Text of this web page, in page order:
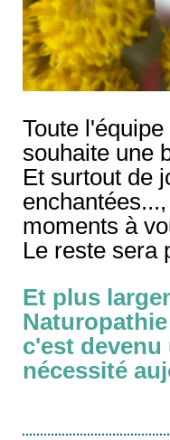
Toute
souhaite une
Et surtout de
moments à
Le reste sera
Et plus
c'est devenu
nécessité